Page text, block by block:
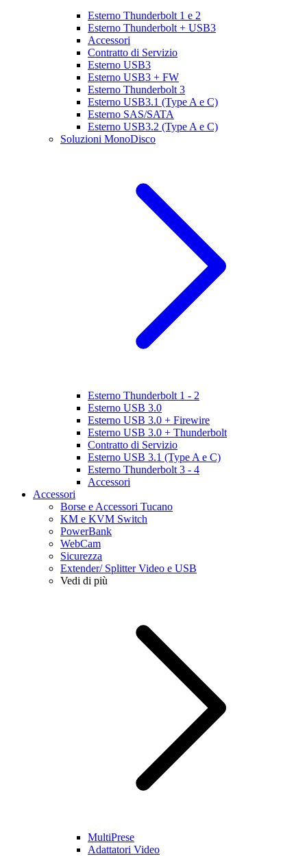
Esterno Thunderbolt 1 e 2
Esterno Thunderbolt + USB3
Accessori
Contratto di Servizio
Esterno USB3
Esterno USB3 + FW
Esterno Thunderbolt 3
Esterno USB3.1 (Type A e C)
Esterno SAS/SATA
Esterno USB3.2 (Type A e C)
Soluzioni MonoDisco
Esterno Thunderbolt 1 - 2
Esterno USB 3.0
Esterno USB 3.0 + Firewire
Esterno USB 3.0 + Thunderbolt
Contratto di Servizio
Esterno USB 3.1 (Type A e C)
Esterno Thunderbolt 3 - 4
Accessori
Accessori
Borse e Accessori Tucano
KM e KVM Switch
PowerBank
WebCam
Sicurezza
Extender/ Splitter Video e USB
Vedi di più
MultiPrese
Adattatori Video